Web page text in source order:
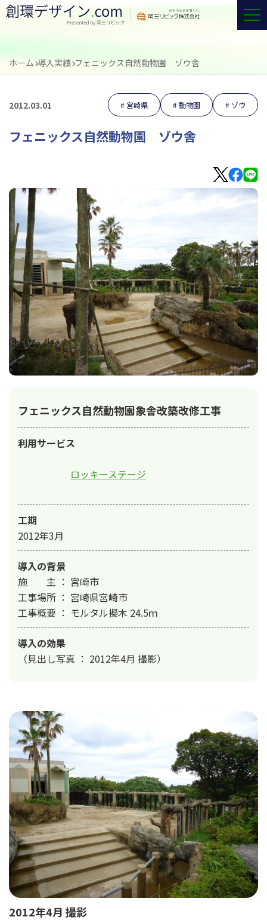
ホーム 導入実績 フェニックス自然動物園 ゾウ舎
2012.03.01 宮崎県 動物園 ゾウ
フェニックス自然動物園 ゾウ舎
フェニックス自然動物園象舎改築改修工事
利用サービス
ロッキーステージ
工期
2012年3月
導入の背景
施　　主 ： 宮崎市
工事場所 ： 宮崎県宮崎市
工事概要 ： モルタル擬木 24.5ｍ
導入の効果
（見出し写真 ： 2012年4月 撮影）
2012年4月 撮影